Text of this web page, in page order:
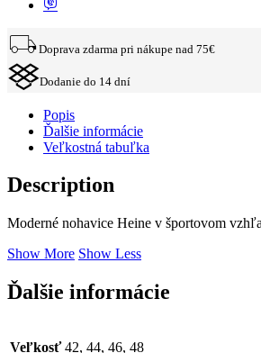
Doprava zdarma pri nákupe nad 75€
Dodanie do 14 dní
Popis
Ďalšie informácie
Veľkostná tabuľka
Description
Moderné nohavice Heine v športovom
Show More Show Less
Ďalšie informácie
Veľkosť 42, 44, 46, 48